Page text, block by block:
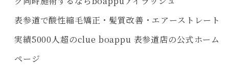
表参道で酸性縮毛矯正・髪質改善・エアーストレート
実績5000人超のclue boappu 表参道店の公式ホーム
ページ